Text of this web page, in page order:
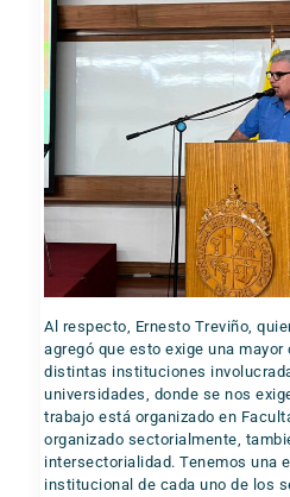
Al respecto, Ernesto Treviño,
agregó que esto exige una
distintas instituciones
universidades, donde se nos
trabajo está organizado en
organizado sectorialmente,
intersectorialidad. Tenemos una
institucional de cada uno de los